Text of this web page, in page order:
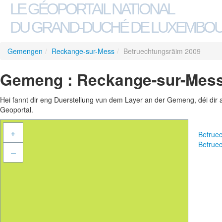
LE GÉOPORTAIL NATIONAL
DU GRAND-DUCHÉ DE
Gemengen / Reckange-sur-Mess / Betruechtungsräim 2009
Gemeng : Reckange-sur-
Hei fannt dir eng Duerstellung vun dem Layer an der Gemeng, déi
Geoportal.
+
–